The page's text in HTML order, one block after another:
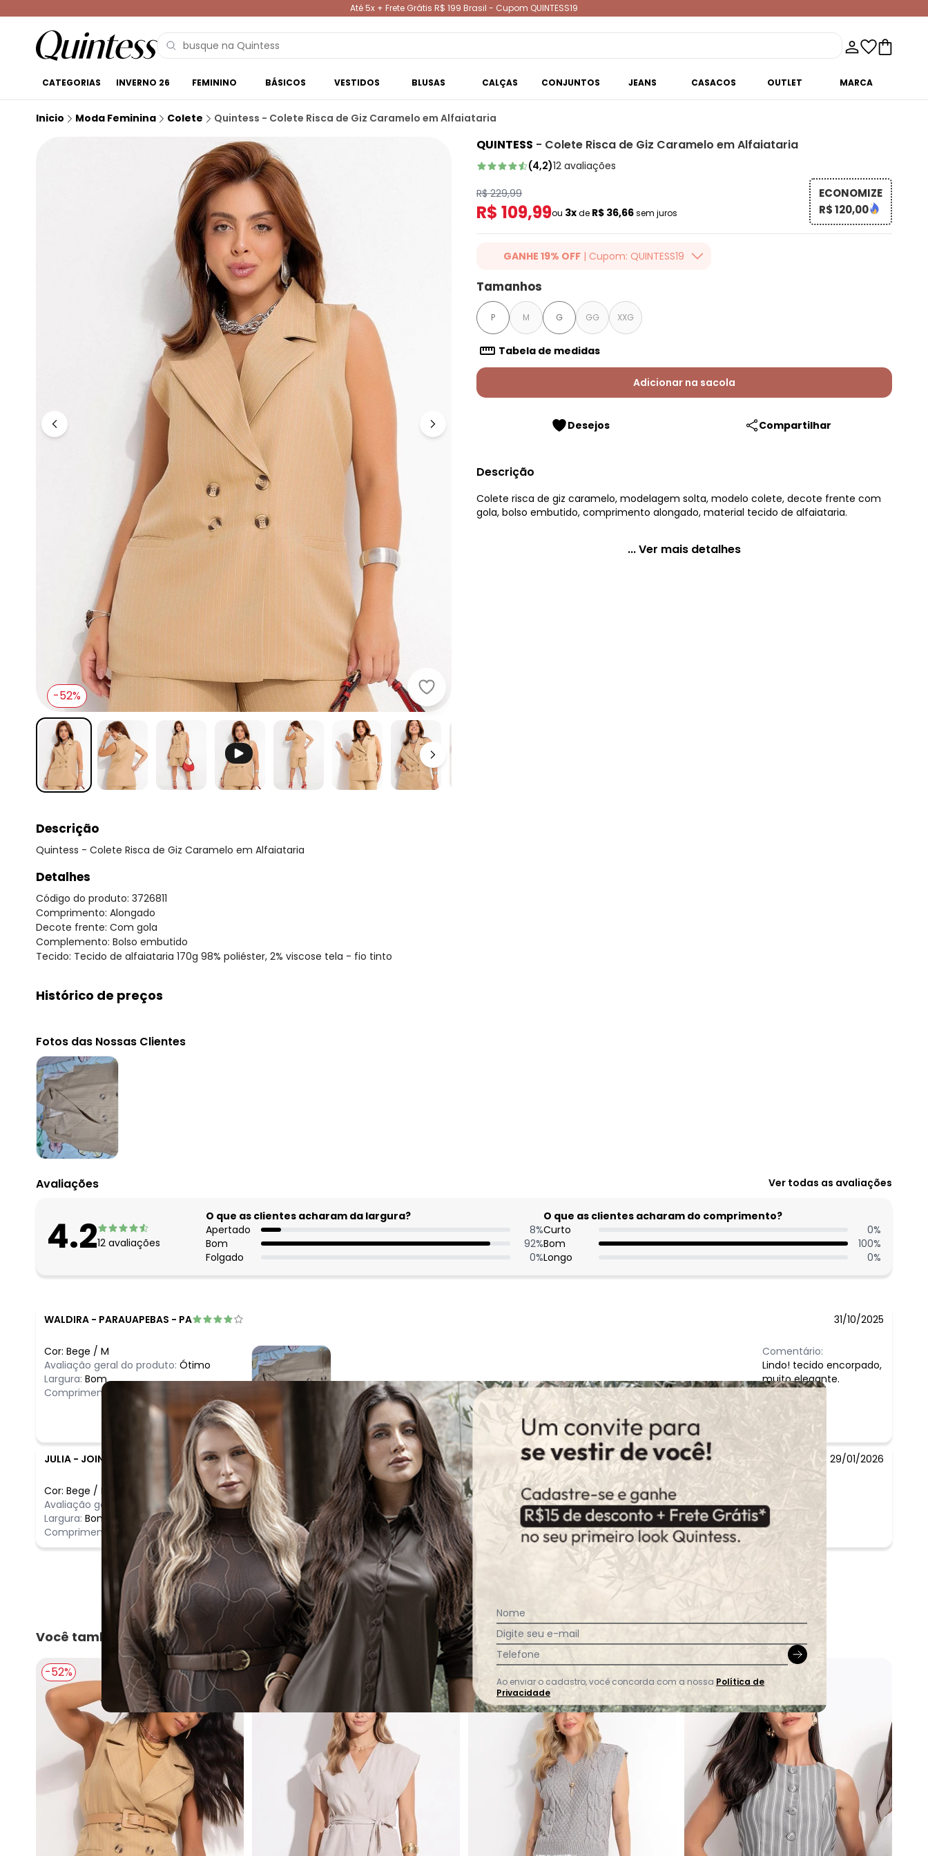
Até 5x + Frete Grátis R$ 199 Brasil - Cupom QUINTESS19
CATEGORIAS INVERNO 26 FEMININO BÁSICOS VESTIDOS BLUSAS CALÇAS CONJUNTOS JEANS CASACOS OUTLET MARCA
Inicio Moda Feminina Colete Quintess - Colete Risca de Giz Caramelo em Alfaiataria
Quintess - Colete Risca de Giz Caramelo em Alfaiataria
-52%
QUINTESS - Colete Risca de Giz Caramelo em Alfaiataria
(4,2)12 avaliações
R$ 229,99
R$ 109,99ou 3xde R$ 36,66sem juros
ECONOMIZE
R$ 120,00
GANHE 19% OFF | Cupom: QUINTESS19
Ganhe 19% OFF Extra em qualquer valor, usando o
cupom: QUINTESS19. Válido para toda loja Quintess,
até 07/08/2026.
Tamanhos
P M G GG XXG
Tabela de medidas
Adicionar na sacola
Desejos Compartilhar
Descrição
Colete risca de giz caramelo, modelagem solta, modelo colete, decote frente com
gola, bolso embutido, comprimento alongado, material tecido de alfaiataria.
... Ver mais detalhes
Descrição
Quintess - Colete Risca de Giz Caramelo em Alfaiataria
Detalhes
Código do produto: 3726811
Comprimento: Alongado
Decote frente: Com gola
Complemento: Bolso embutido
Tecido: Tecido de alfaiataria 170g 98% poliéster, 2% viscose tela - fio tinto
Histórico de preços
agosto/2026
julho/2026
junho/2026
maio/2026
abril/2026
março/2026
fevereiro/2026
Fotos das Nossas Clientes
Avaliações Ver todas as avaliações
4.212 avaliações
O que as clientes acharam da largura?
Apertado
8%
Bom
92%
Folgado
0%
O que as clientes acharam do comprimento?
Curto
0%
Bom
100%
Longo
0%
WALDIRA - PARAUAPEBAS - PA 31/10/2025
Cor: Bege / M
Avaliação geral do produto: Ótimo
Largura: Bom
Comprimento:
Comentário:
Lindo! tecido encorpado,
muito elegante.
JULIA - JOINVILLE - SC 29/01/2026
Cor: Bege / M
Avaliação geral do produto: Ótimo
Largura: Bom
Comprimento:
Bom
Comentário:
Ótimo
Ver todas as avaliações
Você também pode gostar
-52% -45%
Nome
Digite seu e-mail
Telefone
Ao enviar o cadastro, você concorda com a nossa Política de
Privacidade